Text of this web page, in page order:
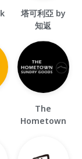
塔可利亞 by
知返
The
Hometown